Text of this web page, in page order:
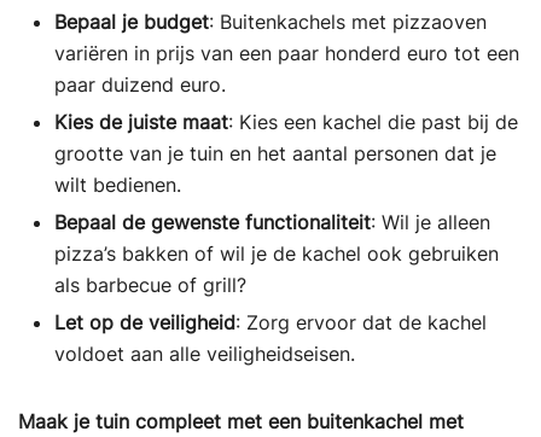
Bepaal je budget: Buitenkachels met pizzaoven
variëren in prijs van een paar honderd euro tot een
paar duizend euro.
Kies de juiste maat: Kies een kachel die past bij de
grootte van je tuin en het aantal personen dat je
wilt bedienen.
Bepaal de gewenste functionaliteit: Wil je alleen
pizza’s bakken of wil je de kachel ook gebruiken
als barbecue of grill?
Let op de veiligheid: Zorg ervoor dat de kachel
voldoet aan alle veiligheidseisen.
Maak je tuin compleet met een buitenkachel met